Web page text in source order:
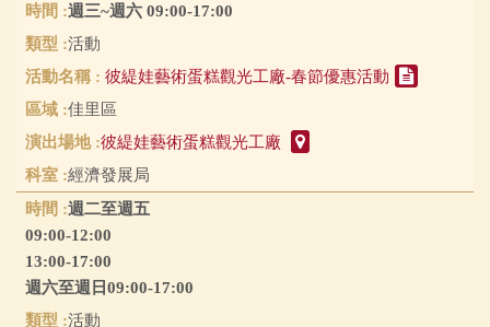
週三~週六 09:00-17:00
活動
彼緹娃藝術蛋糕觀光工廠-春節優惠活動
佳里區
彼緹娃藝術蛋糕觀光工廠
經濟發展局
週二至週五
09:00-12:00
13:00-17:00
週六至週日09:00-17:00
活動